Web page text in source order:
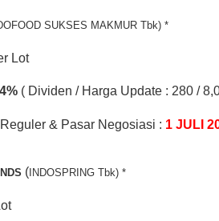
SUKSES MAKMUR Tbk) *
Lot
( Dividen / Harga Update : 280 /
& Pasar Negosiasi : 1 JULI
INDS ( INDOSPRING Tbk) *